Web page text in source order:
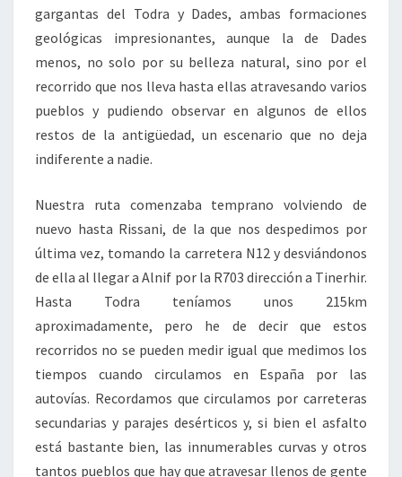
gargantas del Todra y Dades, ambas formaciones
geológicas impresionantes, aunque la de Dades
menos, no solo por su belleza natural, sino por el
recorrido que nos lleva hasta ellas atravesando varios
pueblos y pudiendo observar en algunos de ellos
restos de la antigüedad, un escenario que no deja
indiferente a nadie.
Nuestra ruta comenzaba temprano volviendo de
nuevo hasta Rissani, de la que nos despedimos por
última vez, tomando la carretera N12 y desviándonos
de ella al llegar a Alnif por la R703 dirección a Tinerhir.
Hasta Todra teníamos unos 215km
aproximadamente, pero he de decir que estos
recorridos no se pueden medir igual que medimos los
tiempos cuando circulamos en España por las
autovías. Recordamos que circulamos por carreteras
secundarias y parajes desérticos y, si bien el asfalto
está bastante bien, las innumerables curvas y otros
tantos pueblos que hay que atravesar llenos de gente